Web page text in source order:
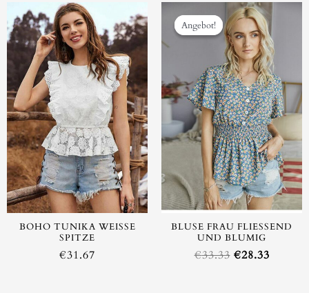
BOHO TUNIKA WEISSE S
PITZE
€31.67
Angebot!
Angebot!
BLUSE FRAU FLIESSEND
UND BLUMIG
€33.33
Preis
war:
€33.33
€28.33
Preis
ist:
€28.33.